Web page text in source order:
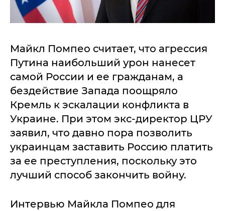
Майкл Помпео считает, что агрессия
Путина наибольший урон нанесет
самой России и ее гражданам, а
бездействие Запада поощряло
Кремль к эскалации конфликта в
Украине. При этом экс-директор ЦРУ
заявил, что давно пора позволить
украинцам заставить Россию платить
за ее преступления, поскольку это
лучший способ закончить войну.
Интервью Майкла Помпео для